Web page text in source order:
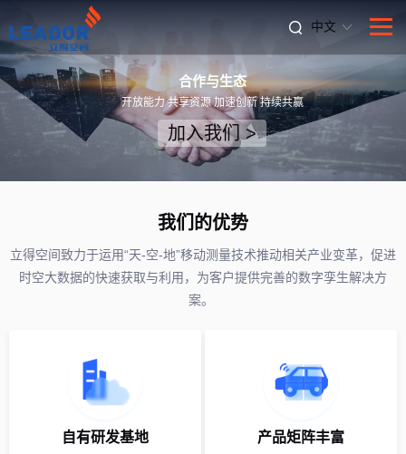
中文
合作与生态
开放能力 共享资源 加速创新 持续共赢
加入我们 >
我们的优势
立得空间致力于运用“天-空-地”移动测量技术推动相关产业变革，促进
时空大数据的快速获取与利用，为客户提供完善的数字孪生解决方
案。
自有研发基地 产品矩阵丰富